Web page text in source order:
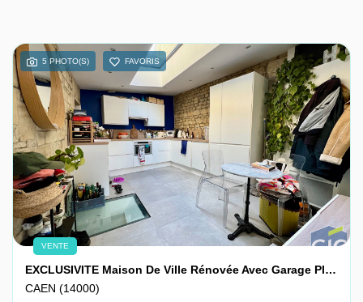
5 PHOTO(S) FAVORIS
VENTE
EXCLUSIVITE Maison De Ville Rénovée Avec Garage Place Saint-Martin Hypercentre CAEN
CAEN (14000)